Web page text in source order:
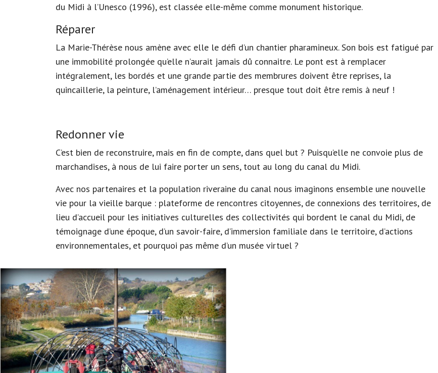
du Midi à l’Unesco (1996), est classée elle-même comme monument historique.
Réparer
La Marie-Thérèse nous amène avec elle le défi d’un chantier pharamineux. Son bois est fatigué par
une immobilité prolongée qu’elle n’aurait jamais dû connaitre. Le pont est à remplacer
intégralement, les bordés et une grande partie des membrures doivent être reprises, la
quincaillerie, la peinture, l’aménagement intérieur… presque tout doit être remis à neuf !
Redonner vie
C’est bien de reconstruire, mais en fin de compte, dans quel but ? Puisqu’elle ne convoie plus de
marchandises, à nous de lui faire porter un sens, tout au long du canal du Midi.
Avec nos partenaires et la population riveraine du canal nous imaginons ensemble une nouvelle
vie pour la vieille barque : plateforme de rencontres citoyennes, de connexions des territoires, de
lieu d’accueil pour les initiatives culturelles des collectivités qui bordent le canal du Midi, de
témoignage d’une époque, d’un savoir-faire, d’immersion familiale dans le territoire, d’actions
environnementales, et pourquoi pas même d’un musée virtuel ?